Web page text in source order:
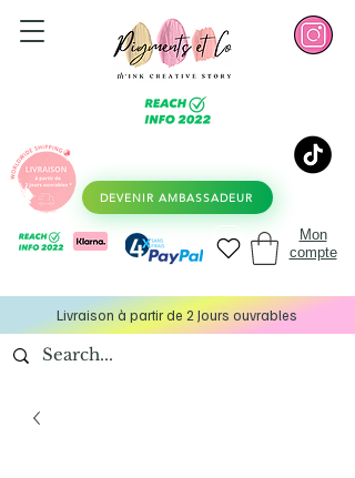
DEVENIR AMBASSADEUR
Mon
compte
Livraison à partir de 2 Jours ouvrables